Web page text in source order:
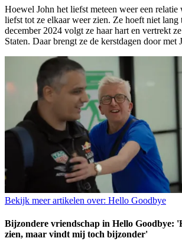
Hoewel John het liefst meteen weer een
liefst tot ze elkaar weer zien. Ze hoeft niet lang
december 2024 volgt ze haar hart en vertrekt
Staten. Daar brengt ze de kerstdagen door met
Bekijk meer artikelen over: Hello Goodbye
Bijzondere vriendschap in Hello Goodbye:
zien, maar vindt mij toch bijzonder'